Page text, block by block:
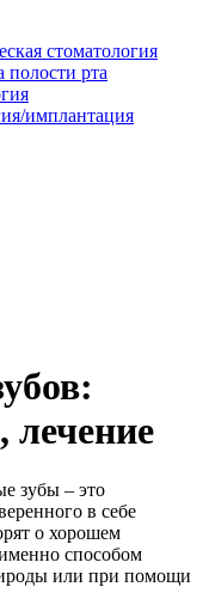
стоматология
полости рта
имплантация
зубы – это
в себе
о хорошем
способом
или при помощи